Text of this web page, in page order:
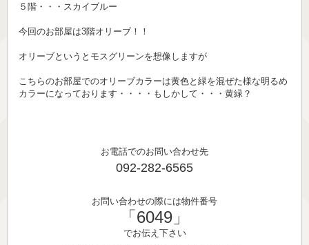
５階・・・スカイブルー
今回のお部屋は3階オリーブ！！
オリーブというとモスグリーンを想像しますが
こちらのお部屋でのオリーブカラーは黄色と緑を混ぜた様な明るめ
カラーになっております・・・・もしかして・・・黄緑？
お電話でのお問い合わせ先
092-282-6565
お問い合わせの際には物件番号
「6049」
でお伝え下さい